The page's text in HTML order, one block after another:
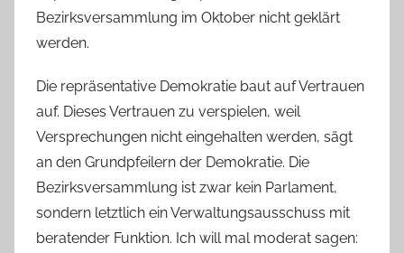
Bezirksversammlung im Oktober nicht geklärt
werden.
Die repräsentative Demokratie baut auf Vertrauen
auf. Dieses Vertrauen zu verspielen, weil
Versprechungen nicht eingehalten werden, sägt
an den Grundpfeilern der Demokratie. Die
Bezirksversammlung ist zwar kein Parlament,
sondern letztlich ein Verwaltungsausschuss mit
beratender Funktion. Ich will mal moderat sagen: